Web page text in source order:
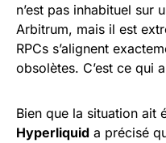
n’est pas inhabituel sur
Arbitrum, mais il est
RPCs s’alignent
obsolètes. C’est ce qui
Bien que la situation ait
Hyperliquid a précisé